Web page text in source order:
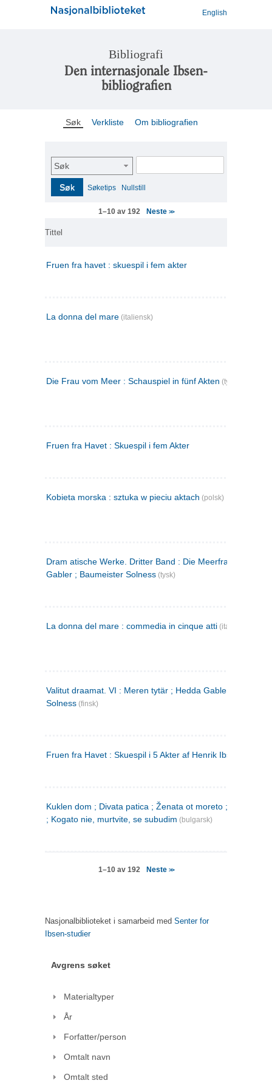
English
Bibliografi
Den internasjonale Ibsen-
bibliografien
Søk Verkliste Om bibliografien
Søk
Søk Søketips Nullstill
1–10 av 192 Neste >>
Tittel
Fruen fra havet : skuespil i fem akter
La donna del mare (italiensk)
Die Frau vom Meer : Schauspiel in fünf Akten (tysk)
Fruen fra Havet : Skuespil i fem Akter
Kobieta morska : sztuka w pieciu aktach (polsk)
Dram atische Werke. Dritter Band : Die Meerfrau ; Hedda
Gabler ; Baumeister Solness (tysk)
La donna del mare : commedia in cinque atti (italiensk)
Valitut draamat. VI : Meren tytär ; Hedda Gabler ;
Solness (finsk)
Fruen fra Havet : Skuespil i 5 Akter af Henrik Ibsen
Kuklen dom ; Divata patica ; Ženata ot moreto ; Malkijat
; Kogato nie, murtvite, se subudim (bulgarsk)
1–10 av 192 Neste >>
Nasjonalbiblioteket i samarbeid med Senter for
Ibsen-studier
Avgrens søket
Materialtyper
År
Forfatter/person
Omtalt navn
Omtalt sted